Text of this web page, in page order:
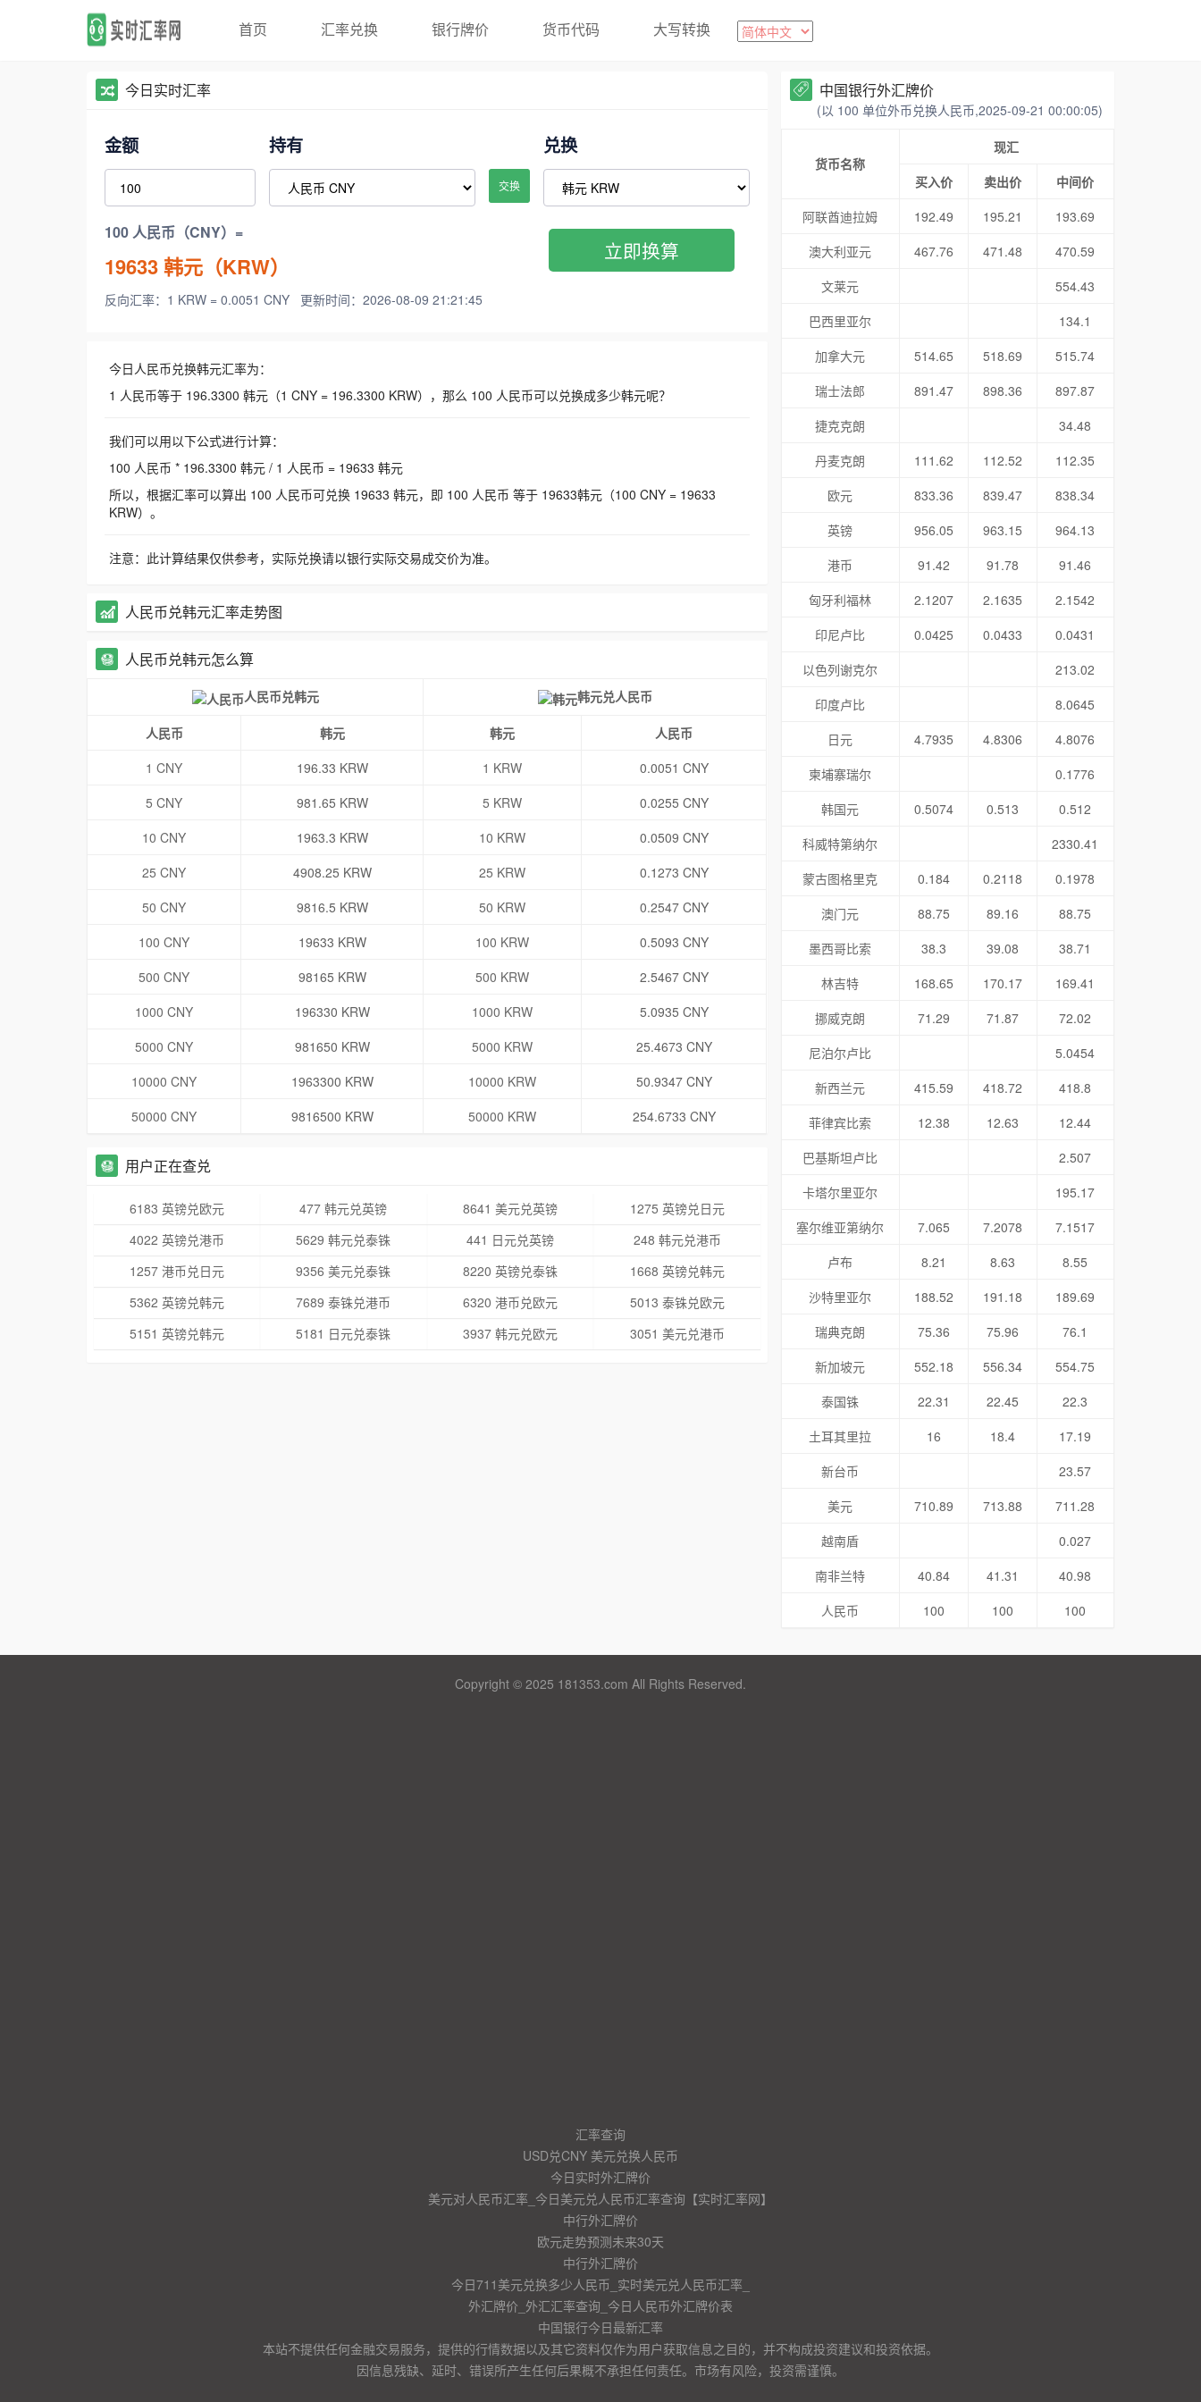
首页 汇率兑换 银行牌价 货币代码 大写转换
今日实时汇率
金额 持有
交换
兑换
100 人民币（CNY）=
19633韩元（KRW）
反向汇率：1 KRW = 0.0051 CNY 更新时间：2026-08-09 21:21:45
立即换算
今日人民币兑换韩元汇率为：
1 人民币等于 196.3300 韩元（1 CNY = 196.3300 KRW），那么 100 人民币可以兑换成多少韩元呢？
我们可以用以下公式进行计算：
100 人民币 * 196.3300 韩元 / 1 人民币 = 19633 韩元
所以，根据汇率可以算出 100 人民币可兑换 19633 韩元，即 100 人民币 等于 19633韩元（100 CNY = 19633
KRW）。
注意：此计算结果仅供参考，实际兑换请以银行实际交易成交价为准。
人民币兑韩元汇率走势图
人民币兑韩元怎么算
人民币兑韩元 韩元兑人民币
人民币 韩元 韩元
人民币
1 CNY
196.33 KRW 1 KRW
0.0051 CNY
5 CNY
981.65 KRW 5 KRW
0.0255 CNY
10 CNY
1963.3 KRW 10 KRW
0.0509 CNY
25 CNY
4908.25 KRW 25 KRW
0.1273 CNY
50 CNY
9816.5 KRW 50 KRW
0.2547 CNY
100 CNY
19633 KRW 100 KRW
0.5093 CNY
500 CNY
98165 KRW 500 KRW
2.5467 CNY
1000 CNY
196330 KRW 1000 KRW
5.0935 CNY
5000 CNY
981650 KRW 5000 KRW
25.4673 CNY
10000 CNY
1963300 KRW 10000 KRW
50.9347 CNY
50000 CNY
9816500 KRW 50000 KRW 254.6733 CNY
用户正在查兑
6183 英镑兑欧元 477 韩元兑英镑 8641 美元兑英镑
1275 英镑兑日元
4022 英镑兑港币
5629 韩元兑泰铢 441 日元兑英镑
248 韩元兑港币
1257 港币兑日元
9356 美元兑泰铢 8220 英镑兑泰铢
1668 英镑兑韩元
5362 英镑兑韩元
7689 泰铢兑港币 6320 港币兑欧元
5013 泰铢兑欧元
5151 英镑兑韩元
5181 日元兑泰铢 3937 韩元兑欧元 3051 美元兑港币
中国银行外汇牌价
(以 100 单位外币兑换人民币,2025-09-21 00:00:05)
货币名称
现汇
买入价
卖出价
中间价
阿联酋迪拉姆
192.49 195.21
193.69
澳大利亚元
467.76 471.48
470.59
文莱元
554.43
巴西里亚尔
134.1
加拿大元
514.65 518.69
515.74
瑞士法郎
891.47 898.36
897.87
捷克克朗
34.48
丹麦克朗
111.62 112.52
112.35
欧元
833.36 839.47
838.34
英镑
956.05 963.15
964.13
港币
91.42 91.78
91.46
匈牙利福林
2.1207 2.1635
2.1542
印尼卢比
0.0425 0.0433
0.0431
以色列谢克尔
213.02
印度卢比
8.0645
日元
4.7935 4.8306
4.8076
柬埔寨瑞尔
0.1776
韩国元
0.5074 0.513
0.512
科威特第纳尔
2330.41
蒙古图格里克
0.184 0.2118
0.1978
澳门元
88.75 89.16
88.75
墨西哥比索
38.3 39.08
38.71
林吉特
168.65 170.17
169.41
挪威克朗
71.29 71.87
72.02
尼泊尔卢比
5.0454
新西兰元
415.59 418.72
418.8
菲律宾比索
12.38 12.63
12.44
巴基斯坦卢比
2.507
卡塔尔里亚尔
195.17
塞尔维亚第纳尔
7.065 7.2078
7.1517
卢布
8.21 8.63
8.55
沙特里亚尔
188.52 191.18
189.69
瑞典克朗
75.36 75.96
76.1
新加坡元
552.18 556.34
554.75
泰国铢
22.31 22.45
22.3
土耳其里拉
16 18.4
17.19
新台币
23.57
美元
710.89 713.88
711.28
越南盾
0.027
南非兰特
40.84 41.31
40.98
人民币
100 100 100
Copyright © 2025 181353.com All Rights Reserved.
汇率查询
USD兑CNY 美元兑换人民币
今日实时外汇牌价
美元对人民币汇率_今日美元兑人民币汇率查询【实时汇率网】
中行外汇牌价
欧元走势预测未来30天
中行外汇牌价
今日711美元兑换多少人民币_实时美元兑人民币汇率_
外汇牌价_外汇汇率查询_今日人民币外汇牌价表
中国银行今日最新汇率
本站不提供任何金融交易服务，提供的行情数据以及其它资料仅作为用户获取信息之目的，并不构成投资建议和投资依据。
因信息残缺、延时、错误所产生任何后果概不承担任何责任。市场有风险，投资需谨慎。